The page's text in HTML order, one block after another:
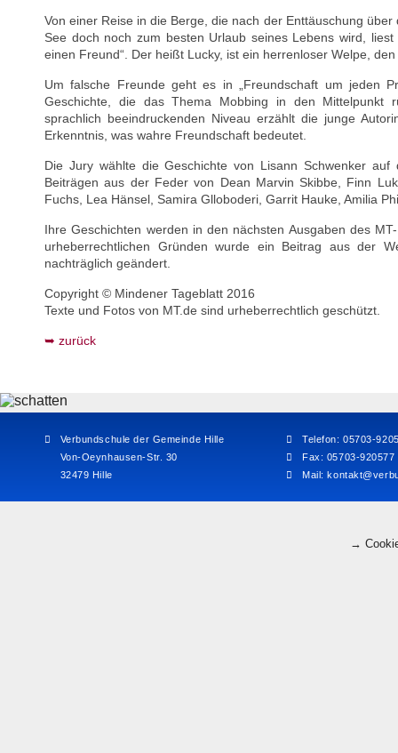
Von einer Reise in die Berge, die nach der Enttäuschung
See doch noch zum besten Urlaub seines Lebens wird,
einen Freund“. Der heißt Lucky, ist ein herrenloser Welpe,
Um falsche Freunde geht es in „Freundschaft um jeden
Geschichte, die das Thema Mobbing in den Mittelpunkt
sprachlich beeindruckenden Niveau erzählt die junge
Erkenntnis, was wahre Freundschaft bedeutet.
Die Jury wählte die Geschichte von Lisann Schwenker
Beiträgen aus der Feder von Dean Marvin Skibbe, Finn
Fuchs, Lea Hänsel, Samira Glloboderi, Garrit Hauke, Amilia
Ihre Geschichten werden in den nächsten Ausgaben des
urheberrechtlichen Gründen wurde ein Beitrag aus der
nachträglich geändert.
Copyright © Mindener Tageblatt 2016
Texte und Fotos von MT.de sind urheberrechtlich geschützt.
zurück
Verbundschule der Gemeinde Hille
Von-Oeynhausen-Str. 30
32479 Hille
Telefon: 05703-
Fax: 05703-920577
Mail:
→